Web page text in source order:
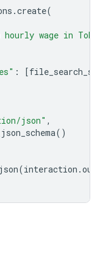
.create(
hourly wage in
: [
json" ,
()
(interaction .